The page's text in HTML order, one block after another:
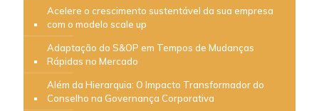
Acelere o crescimento sustentável da sua empresa
com o modelo scale up
Adaptação do S&OP em Tempos de Mudanças
Rápidas no Mercado
Além da Hierarquia: O Impacto Transformador do
Conselho na Governança Corporativa